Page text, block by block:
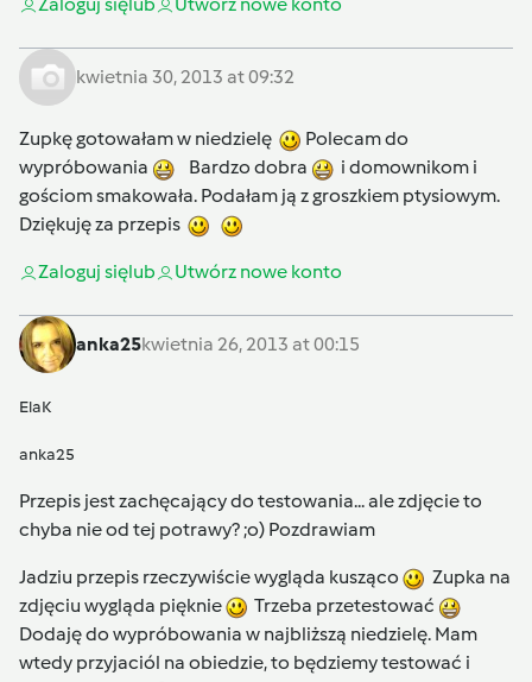
kwietnia 30, 2013 at 09:32
Zupkę gotowałam w niedzielę
Polecam do
wypróbowania
Bardzo dobra
i domownikom i
gościom smakowała. Podałam ją z groszkiem ptysiowym.
Dziękuję za przepis
Zaloguj sięlub Utwórz nowe konto
anka25kwietnia 26, 2013 at 00:15
ElaK
anka25
Przepis jest zachęcający do testowania... ale zdjęcie to
chyba nie od tej potrawy? ;o) Pozdrawiam
Jadziu przepis rzeczywiście wygląda kusząco
Zupka na
zdjęciu wygląda pięknie
Trzeba przetestować
Dodaję do wypróbowania w najbliższą niedzielę. Mam
wtedy przyjaciól na obiedzie, to będziemy testować i